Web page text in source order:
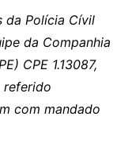
da Polícia Cívil
da Companhia
CPE 1.13087,
referido
com mandado